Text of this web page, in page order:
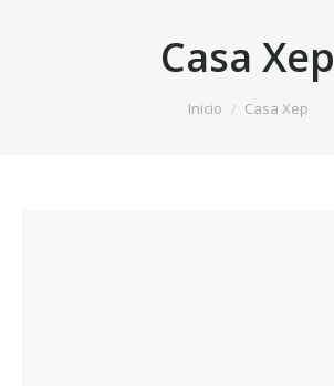
Casa Xep
Inicio Casa Xep